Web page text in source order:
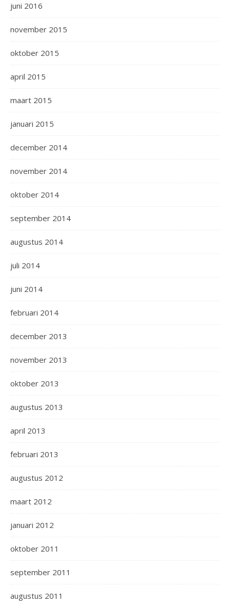
juni 2016
november 2015
oktober 2015
april 2015
maart 2015
januari 2015
december 2014
november 2014
oktober 2014
september 2014
augustus 2014
juli 2014
juni 2014
februari 2014
december 2013
november 2013
oktober 2013
augustus 2013
april 2013
februari 2013
augustus 2012
maart 2012
januari 2012
oktober 2011
september 2011
augustus 2011